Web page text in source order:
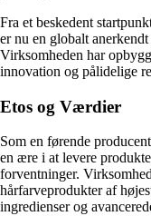
Fra et beskedent
er nu en globalt
Virksomheden har
innovation og pålidelige
Etos og Værdier
Som en førende
en ære i at levere
forventninger.
hårfarveprodukter af
ingredienser og